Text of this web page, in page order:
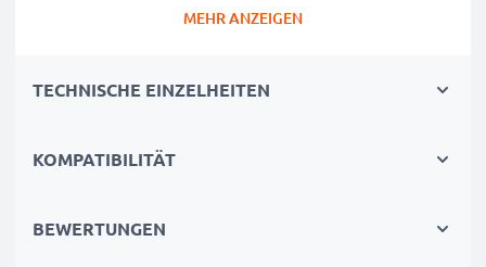
Ladeanschluss
- Akkuladegerät mit 1A / 1000mA hoher
✔ Langlebig verarbeitetes Netzladegerät -
MEHR ANZEIGEN
TECHNISCHE EINZELHEITEN
KOMPATIBILITÄT
BEWERTUNGEN